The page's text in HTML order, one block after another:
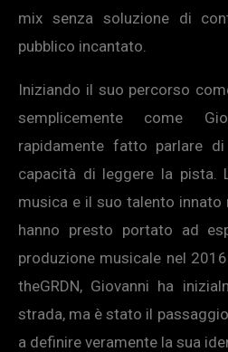
mix senza soluzione di
pubblico incantato.
Iniziando il suo percorso
semplicemente come
rapidamente fatto parlare
capacità di leggere la pista.
musica e il suo talento innato
hanno presto portato ad
produzione musicale nel
theGRDN, Giovanni ha
strada, ma è stato il
a definire veramente la sua